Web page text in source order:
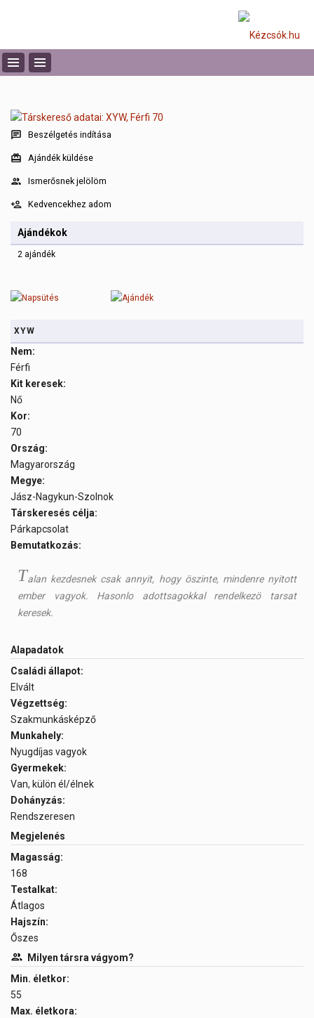
Beszélgetés indítása
Ajándék küldése
Ismerősnek jelölöm
Kedvencekhez adom
Ajándékok
2 ajándék
XYW
Nem:
Férfi
Kit keresek:
Nő
Kor:
70
Ország:
Magyarország
Megye:
Jász-Nagykun-Szolnok
Társkeresés célja:
Párkapcsolat
Bemutatkozás:
Talan kezdesnek csak annyit, hogy öszinte, mindenre nyitott
ember vagyok. Hasonlo adottsagokkal rendelkezö tarsat
keresek.
Alapadatok
Családi állapot:
Elvált
Végzettség:
Szakmunkásképző
Munkahely:
Nyugdíjas vagyok
Gyermekek:
Van, külön él/élnek
Dohányzás:
Rendszeresen
Megjelenés
Magasság:
168
Testalkat:
Átlagos
Hajszín:
Őszes
Milyen társra vágyom?
Min. életkor:
55
Max. életkora: